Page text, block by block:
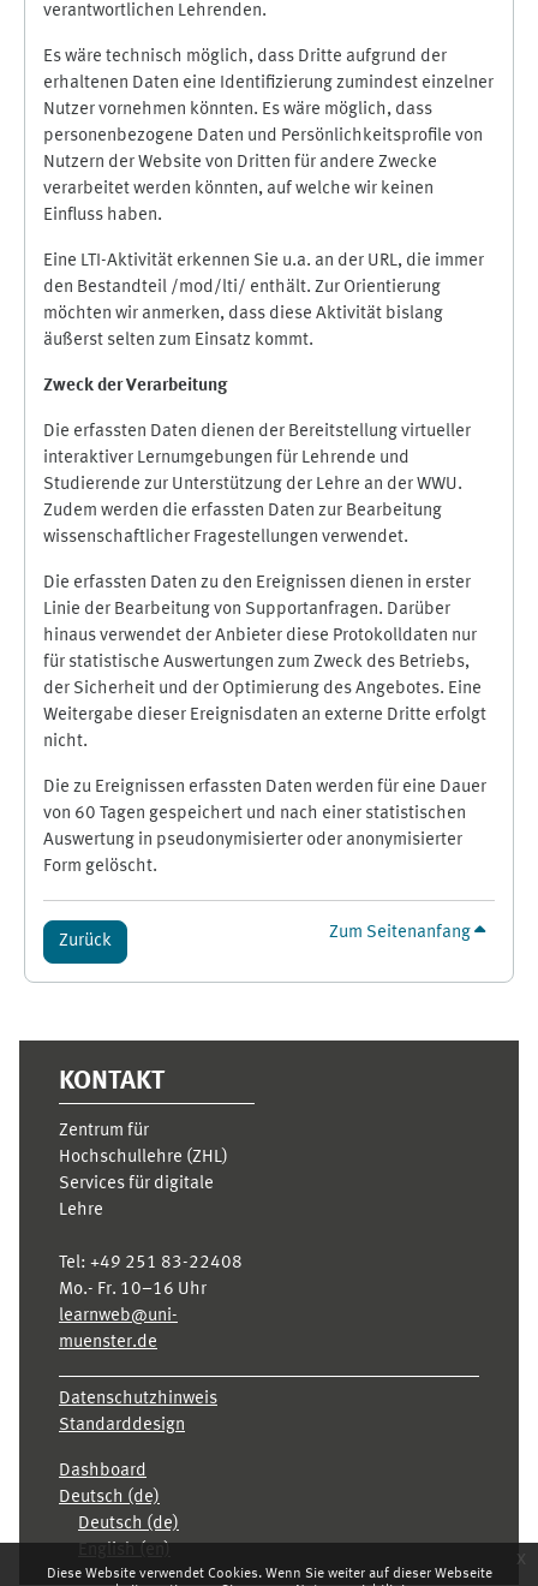
Diese Website verwendet Cookies. Wenn Sie weiter auf dieser Webseite
x
verantwortlichen Lehrenden.
Es wäre technisch möglich, dass Dritte aufgrund der
erhaltenen Daten eine Identifizierung zumindest einzelner
Nutzer vornehmen könnten. Es wäre möglich, dass
personenbezogene Daten und Persönlichkeitsprofile von
Nutzern der Website von Dritten für andere Zwecke
verarbeitet werden könnten, auf welche wir keinen
Einfluss haben.
Eine LTI-Aktivität erkennen Sie u.a. an der URL, die immer
den Bestandteil /mod/lti/ enthält. Zur Orientierung
möchten wir anmerken, dass diese Aktivität bislang
äußerst selten zum Einsatz kommt.
Zweck der Verarbeitung
Die erfassten Daten dienen der Bereitstellung virtueller
interaktiver Lernumgebungen für Lehrende und
Studierende zur Unterstützung der Lehre an der WWU.
Zudem werden die erfassten Daten zur Bearbeitung
wissenschaftlicher Fragestellungen verwendet.
Die erfassten Daten zu den Ereignissen dienen in erster
Linie der Bearbeitung von Supportanfragen. Darüber
hinaus verwendet der Anbieter diese Protokolldaten nur
für statistische Auswertungen zum Zweck des Betriebs,
der Sicherheit und der Optimierung des Angebotes. Eine
Weitergabe dieser Ereignisdaten an externe Dritte erfolgt
nicht.
Die zu Ereignissen erfassten Daten werden für eine Dauer
von 60 Tagen gespeichert und nach einer statistischen
Auswertung in pseudonymisierter oder anonymisierter
Form gelöscht.
Zurück Zum Seitenanfang
KONTAKT
Zentrum für
Hochschullehre (ZHL)
Services für digitale
Lehre
Tel: +49 251 83-22408
Mo.- Fr. 10–16 Uhr
learnweb@uni-
muenster.de
Datenschutzhinweis
Standarddesign
Dashboard
Deutsch ‎(de)‎
Deutsch ‎(de)‎